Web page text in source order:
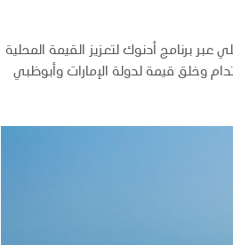
المحلي عبر برنامج أدنوك لتعزيز القيمة المحلية
وخلق قيمة لدولة الإمارات وأبوظبي